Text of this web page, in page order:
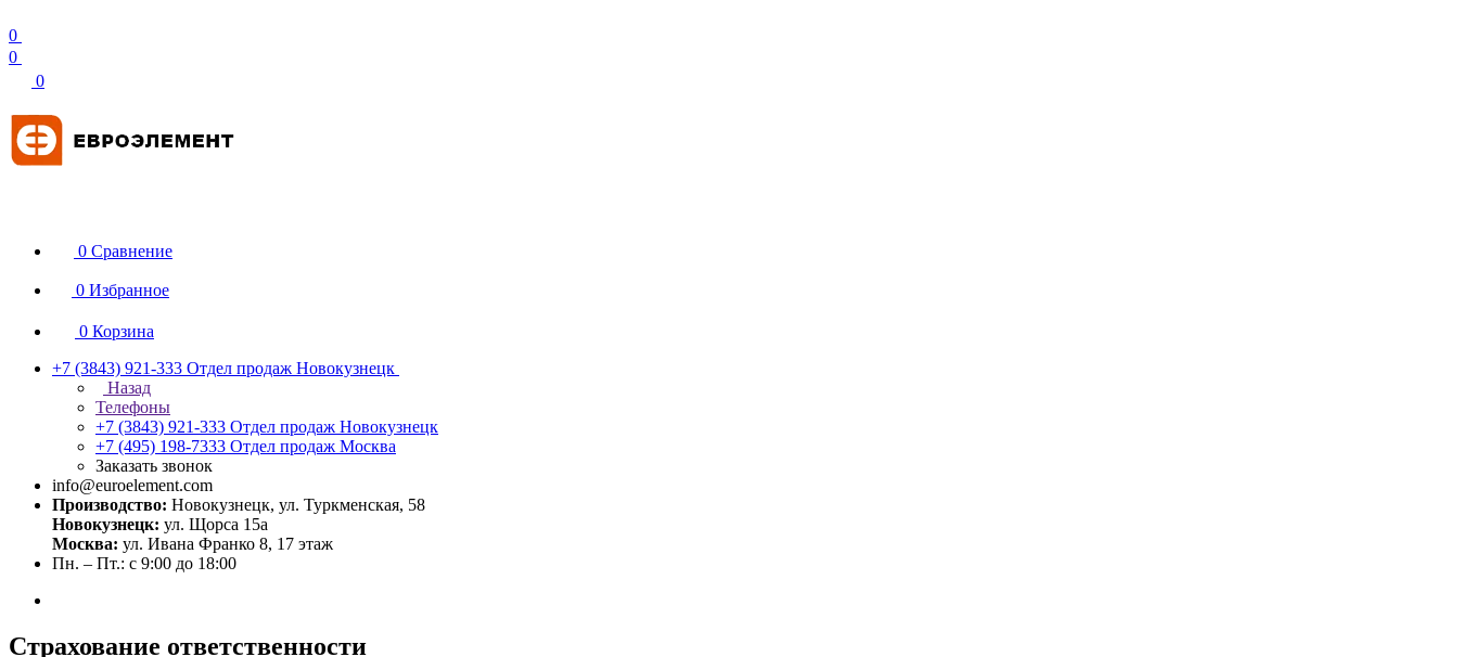
0
0
0
0 Сравнение
0 Избранное
0 Корзина
+7 (3843) 921-333 Отдел продаж Новокузнецк
Назад
Телефоны
+7 (3843) 921-333 Отдел продаж Новокузнецк
+7 (495) 198-7333 Отдел продаж Москва
Заказать звонок
info@euroelement.com
Производство: Новокузнецк, ул. Туркменская, 58
Новокузнецк: ул. Щорса 15а
Москва: ул. Ивана Франко 8, 17 этаж
Пн. – Пт.: с 9:00 до 18:00
Страхование ответственности